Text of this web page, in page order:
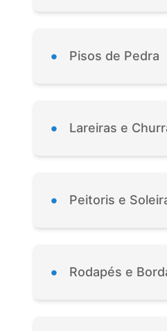
• Pisos de Pedra
• Lareiras e
• Peitoris e
• Rodapés e